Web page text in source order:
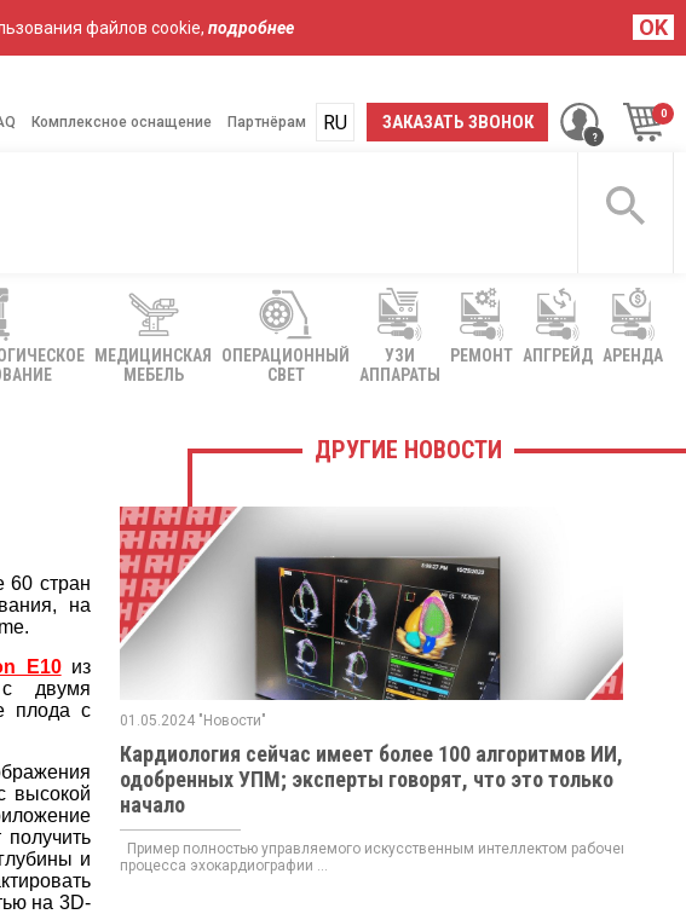
файлов cookie, подробнее OK
Комплексное оснащение Партнёрам ЗАКАЗАТЬ ЗВОНОК
RU
UA
МЕДИЦИНСКАЯ
МЕБЕЛЬ
ОПЕРАЦИОННЫЙ
СВЕТ
УЗИ
АППАРАТЫ
РЕМОНТ АПГРЕЙД АРЕНДА
60 стран
на
E10из
двумя
плода с
высокой
и
на 3D-
ДРУГИЕ НОВОСТИ
01.05.2024 "Новости"
Кардиология сейчас имеет более 100 алгоритмов ИИ,
одобренных УПМ; эксперты говорят, что это только
начало
Пример полностью управляемого искусственным интеллектом рабочего
процесса эхокардиографии ...